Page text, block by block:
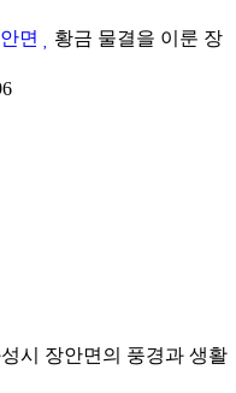
면
황금 물결을 이룬 장
시 장안면의 풍경과 생활